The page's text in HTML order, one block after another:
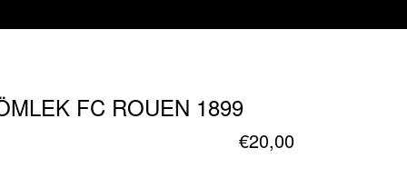
FC ROUEN 1899
€20,00